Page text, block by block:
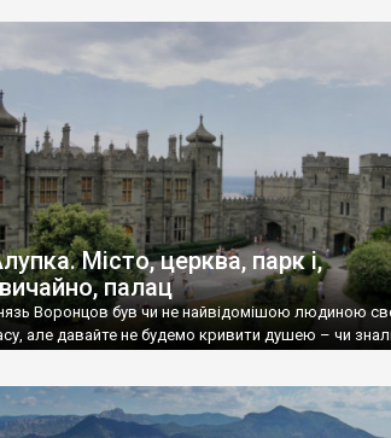
Місто, церква, парк і,
палац
Воронцов був чи не найвідомішою людиною
але давайте не будемо кривити душею – чи